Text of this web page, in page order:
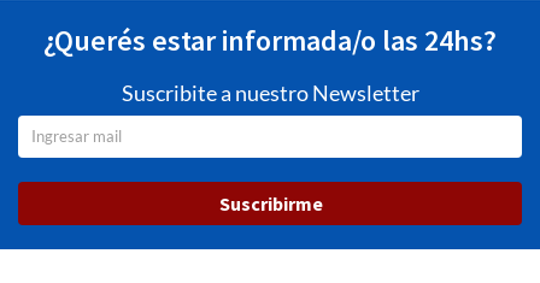
¿Querés estar informada/o las 24hs?
Suscribite a nuestro Newsletter
Suscribirme